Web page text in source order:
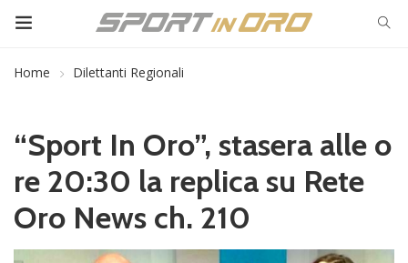
Home Dilettanti Regionali
“Sport In Oro”, stasera alle o
re 20:30 la replica su Rete
Oro News ch. 210